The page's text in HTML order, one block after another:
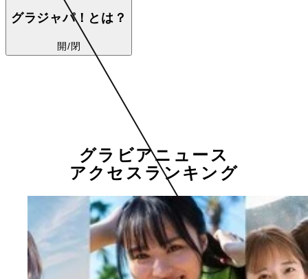
グラジャパ！とは？
開/閉
グラビアニュース
アクセスランキング